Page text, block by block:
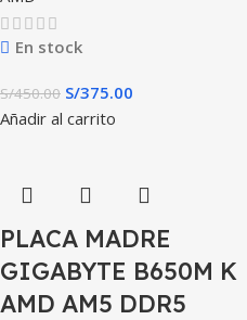
En stock
S/450.00 S/375.00
Añadir al carrito
PLACA MADRE
GIGABYTE B650M K
AMD AM5 DDR5